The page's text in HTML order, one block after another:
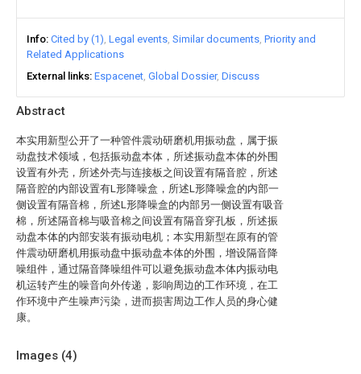
Abstract
本实用新型公开了一种管件震动研磨机用振动盘，属于振
动盘技术领域，包括振动盘本体，所述振动盘本体的外围
设置有外壳，所述外壳与连接板之间设置有隔音腔，所述
隔音腔的内部设置有L形降噪盒，所述L形降噪盒的内部一
侧设置有隔音棉，所述L形降噪盒的内部另一侧设置有吸音
棉，所述隔音棉与吸音棉之间设置有隔音穿孔板，所述振
动盘本体的内部安装有振动电机；本实用新型在原有的管
件震动研磨机用振动盘中振动盘本体的外围，增设隔音降
噪组件，通过隔音降噪组件可以避免振动盘本体内振动电
机运转产生的噪音向外传递，影响周边的工作环境，在工
作环境中产生噪声污染，进而损害周边工作人员的身心健
康。
Images (4)
Info Cited by (1) Legal events Similar documents Priority and
Related Applications
External links Espacenet Global Dossier Discuss